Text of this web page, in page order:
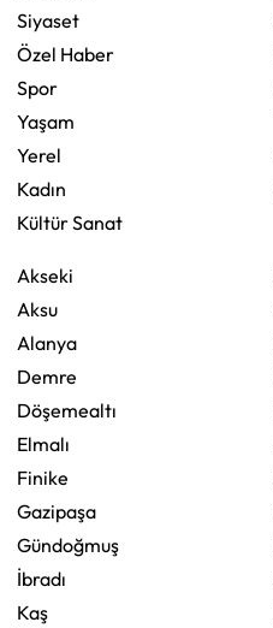
Siyaset
Özel Haber
Spor
Yaşam
Yerel
Kadın
Kültür Sanat
Akseki
Aksu
Alanya
Demre
Döşemealtı
Elmalı
Finike
Gazipaşa
Gündoğmuş
İbradı
Kaş